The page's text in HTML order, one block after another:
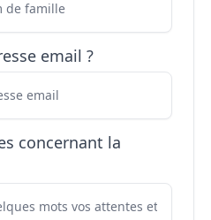
email ?
concernant la